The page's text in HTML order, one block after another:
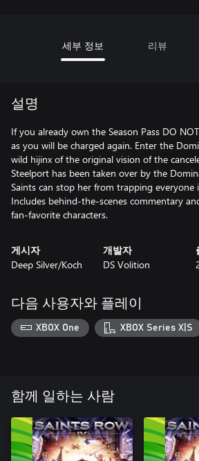
세부 정보 리뷰
설명
If you already own the Season Pass DO
as you will be charged again. Enter the
wild hijinx of the original vision of the
Steelport has been taken over by the
Saints can stop her from trapping everyone
Includes behind-the-scenes commentary
fan-favorite characters.
게시자
Deep Silver/Koch
개발자
DS Volition
다음 사용자와 플레이
XBOX One XBOX Series X|S
함께 일하는 사람